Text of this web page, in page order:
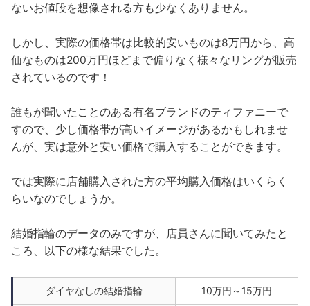
ないお値段を想像される方も少なくありません。
しかし、実際の価格帯は比較的安いものは8万円から、高
価なものは200万円ほどまで偏りなく様々なリングが販売
されているのです！
誰もが聞いたことのある有名ブランドのティファニーで
すので、少し価格帯が高いイメージがあるかもしれませ
んが、実は意外と安い価格で購入することができます。
では実際に店舗購入された方の平均購入価格はいくらく
らいなのでしょうか。
結婚指輪のデータのみですが、店員さんに聞いてみたと
ころ、以下の様な結果でした。
ダイヤなしの結婚指輪 10万円～15万円